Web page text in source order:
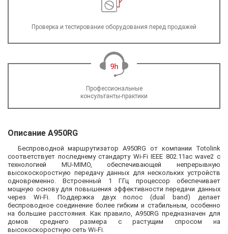
Проверка и тестирование оборудования перед продажей
Профессиональные
консультанты-практики
Описание A950RG
Беспроводной маршрутизатор A950RG от компании Totolink
соответствует последнему стандарту Wi-Fi IEEE 802.11ac wave2 с
технологией MU-MIMO, обеспечивающей непрерывную
высокоскоростную передачу данных для нескольких устройств
одновременно. Встроенный 1 ГГц процессор обеспечивает
мощную основу для повышения эффективности передачи данных
через Wi-Fi. Поддержка двух полос (dual band) делает
беспроводное соединение более гибким и стабильным, особенно
на большие расстояния. Как правило, A950RG предназначен для
домов среднего размера с растущим спросом на
высокоскоростную сеть Wi-Fi.